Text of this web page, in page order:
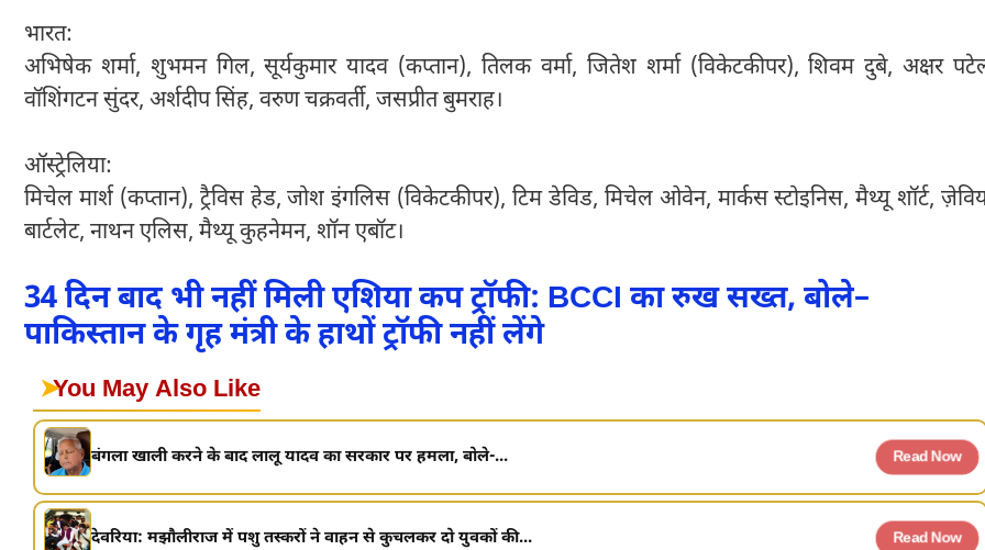
भारत:
अभिषेक शर्मा, शुभमन गिल, सूर्यकुमार यादव (कप्तान), तिलक वर्मा, जितेश शर्मा (विकेटकीपर), शिवम दुबे, अक्षर
वॉशिंगटन सुंदर, अर्शदीप सिंह, वरुण चक्रवर्ती, जसप्रीत बुमराह।
ऑस्ट्रेलिया:
मिचेल मार्श (कप्तान), ट्रैविस हेड, जोश इंगलिस (विकेटकीपर), टिम डेविड, मिचेल ओवेन, मार्कस स्टोइनिस, मैथ्यू शॉर्ट,
बार्टलेट, नाथन एलिस, मैथ्यू कुहनेमन, शॉन एबॉट।
34 दिन बाद भी नहीं मिली एशिया कप ट्रॉफी: BCCI का रुख सख्त, बोले–
पाकिस्तान के गृह मंत्री के हाथों ट्रॉफी नहीं लेंगे
➤You May Also Like
बंगला खाली करने के बाद लालू यादव का सरकार पर हमला, बोले-... Read Now
देवरिया: मझौलीराज में पशु तस्करों ने वाहन से कुचलकर दो युवकों की... Read Now